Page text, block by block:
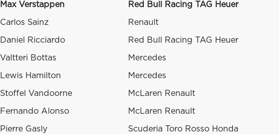
Max Verstappen Red Bull Racing TAG Heuer
Carlos Sainz Renault
Daniel Ricciardo Red Bull Racing TAG Heuer
Valtteri Bottas Mercedes
Lewis Hamilton Mercedes
Stoffel Vandoorne McLaren Renault
Fernando Alonso McLaren Renault
Pierre Gasly Scuderia Toro Rosso Honda